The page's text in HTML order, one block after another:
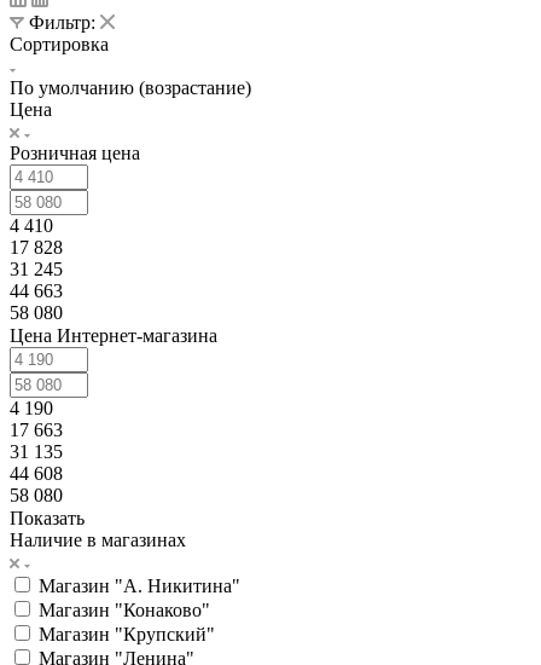
Фильтр:
Сортировка
По умолчанию (возрастание)
Цена
Розничная цена
4 410
17 828
31 245
44 663
58 080
Цена Интернет-магазина
4 190
17 663
31 135
44 608
58 080
Показать
Наличие в магазинах
Магазин "А. Никитина"
Магазин "Конаково"
Магазин "Крупский"
Магазин "Ленина"